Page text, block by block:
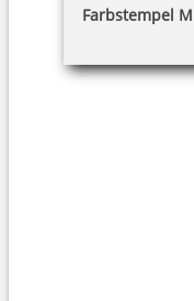
Farbstempel